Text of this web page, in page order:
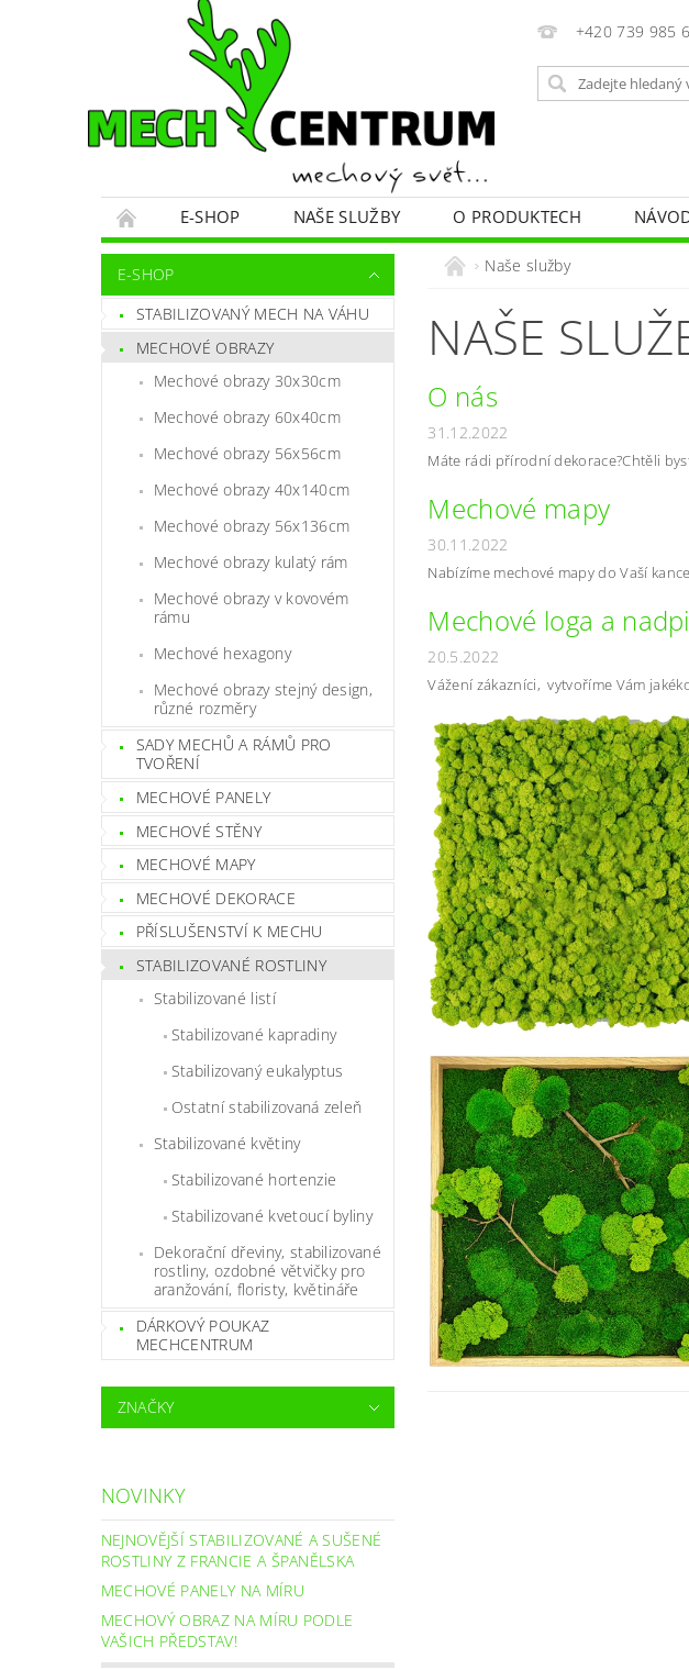
+420 739 985
E-SHOP NAŠE SLUŽBY O PRODUKTECH
E-SHOP
STABILIZOVANÝ MECH NA VÁHU
MECHOVÉ OBRAZY
Mechové obrazy 30x30cm
Mechové obrazy 60x40cm
Mechové obrazy 56x56cm
Mechové obrazy 40x140cm
Mechové obrazy 56x136cm
Mechové obrazy kulatý rám
Mechové obrazy v kovovém
rámu
Mechové hexagony
Mechové obrazy stejný design,
různé rozměry
SADY MECHŮ A RÁMŮ PRO
TVOŘENÍ
MECHOVÉ PANELY
MECHOVÉ STĚNY
MECHOVÉ MAPY
MECHOVÉ DEKORACE
PŘÍSLUŠENSTVÍ K MECHU
STABILIZOVANÉ ROSTLINY
Stabilizované listí
Stabilizované kapradiny
Stabilizovaný eukalyptus
Ostatní stabilizovaná zeleň
Stabilizované květiny
Stabilizované hortenzie
Stabilizované kvetoucí byliny
Dekorační dřeviny, stabilizované
rostliny, ozdobné větvičky pro
aranžování, floristy, květináře
DÁRKOVÝ POUKAZ
MECHCENTRUM
ZNAČKY
NOVINKY
NEJNOVĚJŠÍ STABILIZOVANÉ A SUŠENÉ
ROSTLINY Z FRANCIE A ŠPANĚLSKA
MECHOVÉ PANELY NA MÍRU
MECHOVÝ OBRAZ NA MÍRU PODLE
VAŠICH PŘEDSTAV!
Naše služby
NAŠE
O nás
31.12.2022
Máte rádi přírodní dekorace?Chtěli
Mechové mapy
30.11.2022
Nabízíme mechové mapy do Vaší
Mechové loga a
20.5.2022
Vážení zákazníci, vytvoříme Vám